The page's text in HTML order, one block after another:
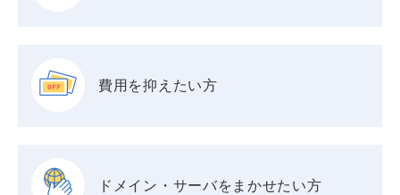
費用を抑えたい方
ドメイン・サーバを まかせたい方